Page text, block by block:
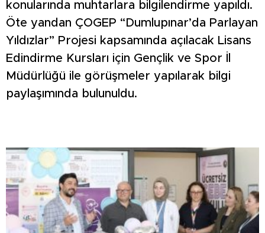
konularında muhtarlara bilgilendirme yapıldı.
Öte yandan ÇOGEP “Dumlupınar’da Parlayan
Yıldızlar” Projesi kapsamında açılacak Lisans
Edindirme Kursları için Gençlik ve Spor İl
Müdürlüğü ile görüşmeler yapılarak bilgi
paylaşımında bulunuldu.